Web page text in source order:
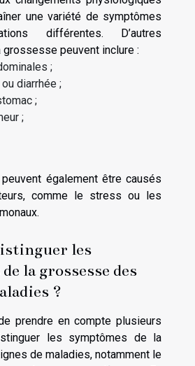
une variété de symptômes
différentes. D’autres
peuvent inclure :
;
diarrhée ;
;
;
également être causés
comme le stress ou les
les
la grossesse des
?
prendre en compte plusieurs
les symptômes de la
de maladies, notamment le